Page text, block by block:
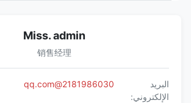
Miss. admin
销售经理
البريد
الإلكتروني:
2181986030@qq.com